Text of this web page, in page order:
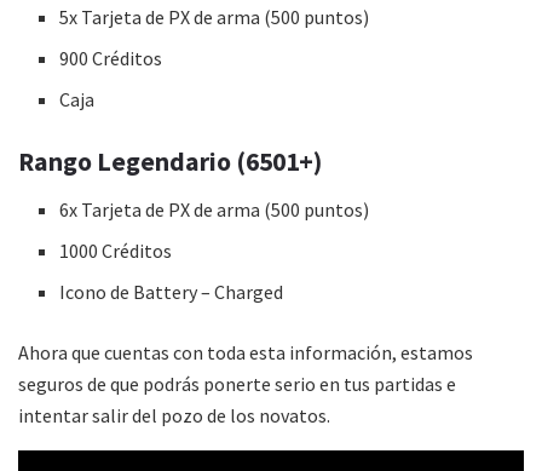
5x Tarjeta de PX de arma (500 puntos)
900 Créditos
Caja
Rango Legendario (6501+)
6x Tarjeta de PX de arma (500 puntos)
1000 Créditos
Icono de Battery – Charged
Ahora que cuentas con toda esta información, estamos
seguros de que podrás ponerte serio en tus partidas e
intentar salir del pozo de los novatos.